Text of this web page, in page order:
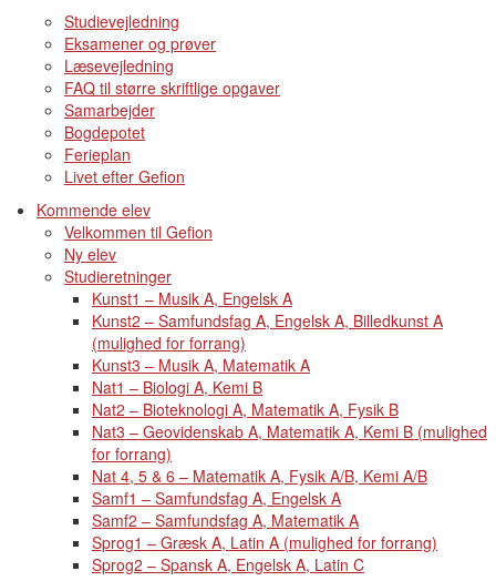
Studievejledning
Eksamener og prøver
Læsevejledning
FAQ til større skriftlige opgaver
Samarbejder
Bogdepotet
Ferieplan
Livet efter Gefion
Kommende elev
Velkommen til Gefion
Ny elev
Studieretninger
Kunst1 – Musik A, Engelsk A
Kunst2 – Samfundsfag A, Engelsk A, Billedkunst A
(mulighed for forrang)
Kunst3 – Musik A, Matematik A
Nat1 – Biologi A, Kemi B
Nat2 – Bioteknologi A, Matematik A, Fysik B
Nat3 – Geovidenskab A, Matematik A, Kemi B (mulighed
for forrang)
Nat 4, 5 & 6 – Matematik A, Fysik A/B, Kemi A/B
Samf1 – Samfundsfag A, Engelsk A
Samf2 – Samfundsfag A, Matematik A
Sprog1 – Græsk A, Latin A (mulighed for forrang)
Sprog2 – Spansk A, Engelsk A, Latin C